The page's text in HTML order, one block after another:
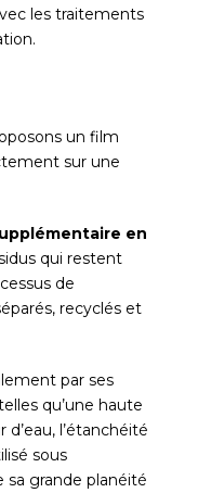
les traitements
un film
sur une
en
qui restent
de
recyclés et
par ses
qu’une haute
d’eau, l’étanchéité
sous
grande planéité